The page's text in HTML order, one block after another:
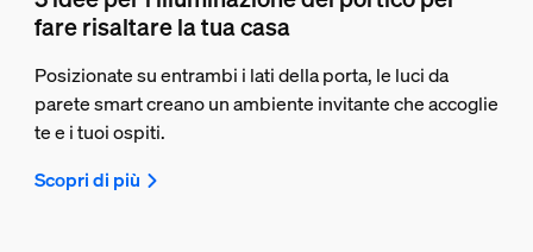
fare risaltare la tua casa
Posizionate su entrambi i lati della porta, le luci da
parete smart creano un ambiente invitante che accoglie
te e i tuoi ospiti.
Scopri di più